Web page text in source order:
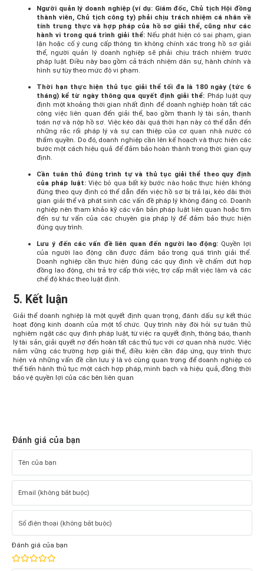
Người quản lý doanh nghiệp (ví dụ: Giám đốc, Chủ tịch Hội đồng
thành viên, Chủ tịch công ty) phải chịu trách nhiệm cá nhân về
tính trung thực và hợp pháp của hồ sơ giải thể, cũng như các
hành vi trong quá trình giải thể: Nếu phát hiện có sai phạm, gian
lận hoặc cố ý cung cấp thông tin không chính xác trong hồ sơ giải
thể, người quản lý doanh nghiệp sẽ phải chịu trách nhiệm trước
pháp luật. Điều này bao gồm cả trách nhiệm dân sự, hành chính và
hình sự tùy theo mức độ vi phạm.
Thời hạn thực hiện thủ tục giải thể tối đa là 180 ngày (tức 6
tháng) kể từ ngày thông qua quyết định giải thể: Pháp luật quy
định một khoảng thời gian nhất định để doanh nghiệp hoàn tất các
công việc liên quan đến giải thể, bao gồm thanh lý tài sản, thanh
toán nợ và nộp hồ sơ. Việc kéo dài quá thời hạn này có thể dẫn đến
những rắc rối pháp lý và sự can thiệp của cơ quan nhà nước có
thẩm quyền. Do đó, doanh nghiệp cần lên kế hoạch và thực hiện các
bước một cách hiệu quả để đảm bảo hoàn thành trong thời gian quy
định.
Cần tuân thủ đúng trình tự và thủ tục giải thể theo quy định
của pháp luật:Việc bỏ qua bất kỳ bước nào hoặc thực hiện không
đúng theo quy định có thể dẫn đến việc hồ sơ bị trả lại, kéo dài thời
gian giải thể và phát sinh các vấn đề pháp lý không đáng có. Doanh
nghiệp nên tham khảo kỹ các văn bản pháp luật liên quan hoặc tìm
đến sự tư vấn của các chuyên gia pháp lý để đảm bảo thực hiện
đúng quy trình.
Lưu ý đến các vấn đề liên quan đến người lao động: Quyền lợi
của người lao động cần được đảm bảo trong quá trình giải thể.
Doanh nghiệp cần thực hiện đúng các quy định về chấm dứt hợp
đồng lao động, chi trả trợ cấp thôi việc, trợ cấp mất việc làm và các
chế độ khác theo luật định.
5. Kết luận
Giải thể doanh nghiệp là một quyết định quan trọng, đánh dấu sự kết thúc
hoạt động kinh doanh của một tổ chức. Quy trình này đòi hỏi sự tuân thủ
nghiêm ngặt các quy định pháp luật, từ việc ra quyết định, thông báo, thanh
lý tài sản, giải quyết nợ đến hoàn tất các thủ tục với cơ quan nhà nước. Việc
nắm vững các trường hợp giải thể, điều kiện cần đáp ứng, quy trình thực
hiện và những vấn đề cần lưu ý là vô cùng quan trọng để doanh nghiệp có
thể tiến hành thủ tục một cách hợp pháp, minh bạch và hiệu quả, đồng thời
bảo vệ quyền lợi của các bên liên quan
Đánh giá của bạn
Đánh giá của bạn